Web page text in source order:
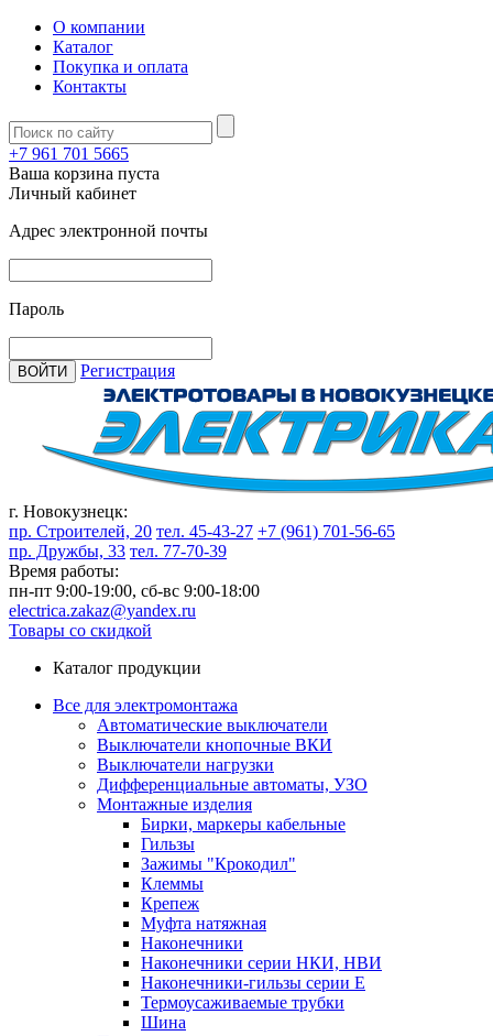
О компании
Каталог
Покупка и оплата
Контакты
+7 961 701 5665
Ваша корзина пуста
Личный кабинет
Адрес электронной почты
Пароль
ВОЙТИ Регистрация
г. Новокузнецк:
пр. Строителей, 20 тел. 45-43-27 +7 (961) 701-56-65
пр. Дружбы, 33 тел. 77-70-39
Время работы:
пн-пт 9:00-19:00, сб-вс 9:00-18:00
electrica.zakaz@yandex.ru
Товары со скидкой
Каталог продукции
Все для электромонтажа
Автоматические выключатели
Выключатели кнопочные ВКИ
Выключатели нагрузки
Дифференциальные автоматы, УЗО
Монтажные изделия
Бирки, маркеры кабельные
Гильзы
Зажимы "Крокодил"
Клеммы
Крепеж
Муфта натяжная
Наконечники
Наконечники серии НКИ, НВИ
Наконечники-гильзы серии Е
Термоусаживаемые трубки
Шина